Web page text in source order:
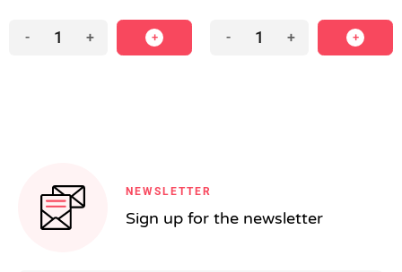
- + - +
NEWSLETTER
Sign up for the newsletter